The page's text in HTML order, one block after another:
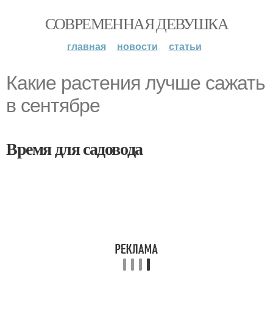
СОВРЕМЕННАЯ ДЕВУШКА
главная новости статьи
Какие растения лучше сажать
в сентябре
Время для садовода